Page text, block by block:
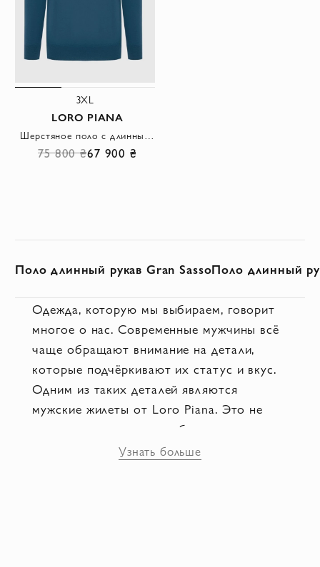
3XL
LORO PIANA
Шерстяное поло с длинным рукавом синего цвета и планкой на пуговицах
75 800 ₴67 900 ₴
Поло длинный рукав Gran SassoПоло длинный
Одежда, которую мы выбираем, говорит
многое о нас. Современные мужчины всё
чаще обращают внимание на детали,
которые подчёркивают их статус и вкус.
Одним из таких деталей являются
мужские жилеты от Loro Piana. Это не
просто предмет гардероба, это символ
качества, стиля и комфорта.
Узнать больше